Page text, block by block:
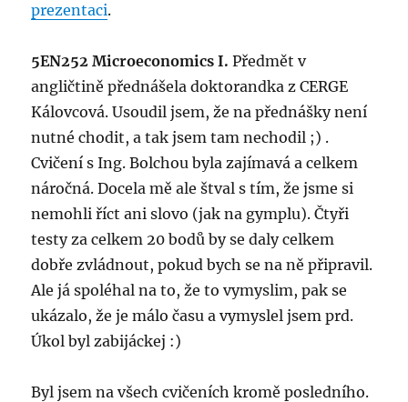
prezentaci.
5EN252 Microeconomics I. Předmět v
angličtině přednášela doktorandka z CERGE
Kálovcová. Usoudil jsem, že na přednášky není
nutné chodit, a tak jsem tam nechodil ;) .
Cvičení s Ing. Bolchou byla zajímavá a celkem
náročná. Docela mě ale štval s tím, že jsme si
nemohli říct ani slovo (jak na gymplu). Čtyři
testy za celkem 20 bodů by se daly celkem
dobře zvládnout, pokud bych se na ně připravil.
Ale já spoléhal na to, že to vymyslim, pak se
ukázalo, že je málo času a vymyslel jsem prd.
Úkol byl zabijáckej :)
Byl jsem na všech cvičeních kromě posledního.